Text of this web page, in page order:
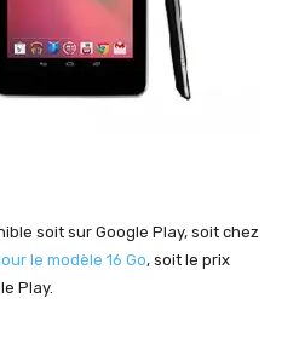
soit sur Google Play, soit chez
le modèle 16 Go, soit le prix
Play.